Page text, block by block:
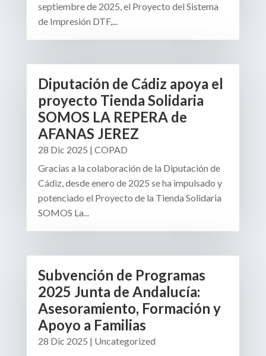
septiembre de 2025, el Proyecto del Sistema
de Impresión DTF,...
Diputación de Cádiz apoya el
proyecto Tienda Solidaria
SOMOS LA REPERA de
AFANAS JEREZ
28 Dic 2025 | COPAD
Gracias a la colaboración de la Diputación de
Cádiz, desde enero de 2025 se ha impulsado y
potenciado el Proyecto de la Tienda Solidaria
SOMOS La...
Subvención de Programas
2025 Junta de Andalucía:
Asesoramiento, Formación y
Apoyo a Familias
28 Dic 2025 | Uncategorized